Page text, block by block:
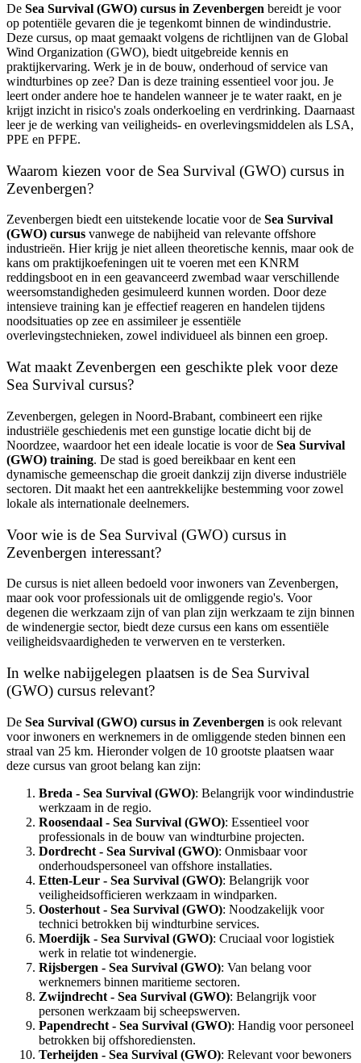
De Sea Survival (GWO) cursus in Zevenbergen bereidt je voor
op potentiële gevaren die je tegenkomt binnen de windindustrie.
Deze cursus, op maat gemaakt volgens de richtlijnen van de Global
Wind Organization (GWO), biedt uitgebreide kennis en
praktijkervaring. Werk je in de bouw, onderhoud of service van
windturbines op zee? Dan is deze training essentieel voor jou. Je
leert onder andere hoe te handelen wanneer je te water raakt, en je
krijgt inzicht in risico's zoals onderkoeling en verdrinking. Daarnaast
leer je de werking van veiligheids- en overlevingsmiddelen als LSA,
PPE en PFPE.
Waarom kiezen voor de Sea Survival (GWO) cursus in
Zevenbergen?
Zevenbergen biedt een uitstekende locatie voor de Sea Survival
(GWO) cursus vanwege de nabijheid van relevante offshore
industrieën. Hier krijg je niet alleen theoretische kennis, maar ook de
kans om praktijkoefeningen uit te voeren met een KNRM
reddingsboot en in een geavanceerd zwembad waar verschillende
weersomstandigheden gesimuleerd kunnen worden. Door deze
intensieve training kan je effectief reageren en handelen tijdens
noodsituaties op zee en assimileer je essentiële
overlevingstechnieken, zowel individueel als binnen een groep.
Wat maakt Zevenbergen een geschikte plek voor deze
Sea Survival cursus?
Zevenbergen, gelegen in Noord-Brabant, combineert een rijke
industriële geschiedenis met een gunstige locatie dicht bij de
Noordzee, waardoor het een ideale locatie is voor de Sea Survival
(GWO) training. De stad is goed bereikbaar en kent een
dynamische gemeenschap die groeit dankzij zijn diverse industriële
sectoren. Dit maakt het een aantrekkelijke bestemming voor zowel
lokale als internationale deelnemers.
Voor wie is de Sea Survival (GWO) cursus in
Zevenbergen interessant?
De cursus is niet alleen bedoeld voor inwoners van Zevenbergen,
maar ook voor professionals uit de omliggende regio's. Voor
degenen die werkzaam zijn of van plan zijn werkzaam te zijn binnen
de windenergie sector, biedt deze cursus een kans om essentiële
veiligheidsvaardigheden te verwerven en te versterken.
In welke nabijgelegen plaatsen is de Sea Survival
(GWO) cursus relevant?
De Sea Survival (GWO) cursus in Zevenbergen is ook relevant
voor inwoners en werknemers in de omliggende steden binnen een
straal van 25 km. Hieronder volgen de 10 grootste plaatsen waar
deze cursus van groot belang kan zijn:
Breda - Sea Survival (GWO): Belangrijk voor windindustrie
werkzaam in de regio.
Roosendaal - Sea Survival (GWO): Essentieel voor
professionals in de bouw van windturbine projecten.
Dordrecht - Sea Survival (GWO): Onmisbaar voor
onderhoudspersoneel van offshore installaties.
Etten-Leur - Sea Survival (GWO): Belangrijk voor
veiligheidsofficieren werkzaam in windparken.
Oosterhout - Sea Survival (GWO): Noodzakelijk voor
technici betrokken bij windturbine services.
Moerdijk - Sea Survival (GWO): Cruciaal voor logistiek
werk in relatie tot windenergie.
Rijsbergen - Sea Survival (GWO): Van belang voor
werknemers binnen maritieme sectoren.
Zwijndrecht - Sea Survival (GWO): Belangrijk voor
personen werkzaam bij scheepswerven.
Papendrecht - Sea Survival (GWO): Handig voor personeel
betrokken bij offshorediensten.
Terheijden - Sea Survival (GWO): Relevant voor bewoners